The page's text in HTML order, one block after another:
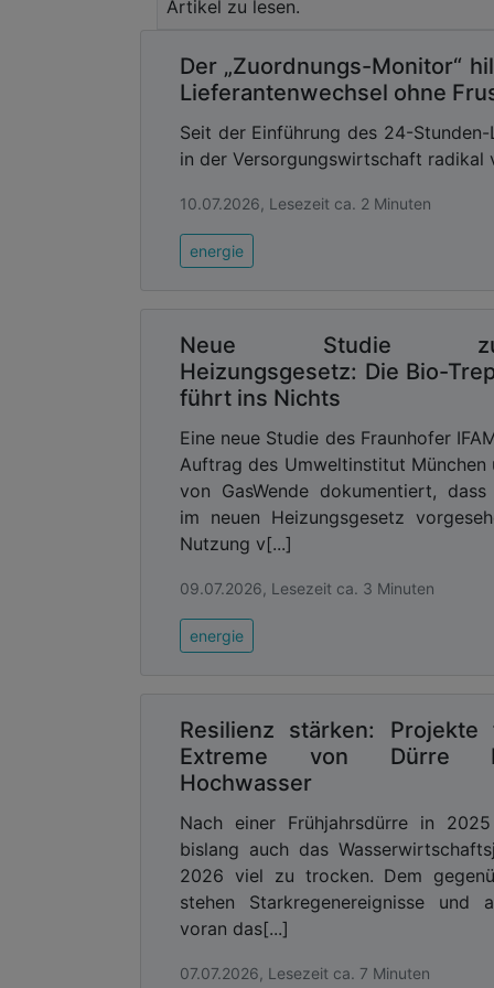
So gibt es in der Beispielrechnung für
nur einen minimalen Preisanstieg um
Beispielrechnung für eine
Jahresverbrauch beträgt der Anstieg
zeigen klar: Die Wärme aus
Bayern, Dr. Jochen Schneider.
Abonnieren Sie unseren
Ausgabe
Steigender CO₂-Preis kostet
Jahr
Vor allem mit einer Gasheizung – das
– wird das Heizen in diesem Jahr
hier die gemeinnützige
„Heizspiegels“ errechnet. Allein der
bezahlen müssen, die noch mit
Mehrkosten pro Haushalt von einigen
Beim Einsatz einer Wärmepumpe
2 Prozent.
Größte Preissenkungen bei
München
Die Preise um 5,8 Prozent gesenkt
Haushalte und Gewerbebetriebe in
Kirchheim (Landkreis München)
diesjährigen Preisentwicklung für
(ebenfalls Landkreis München,
ein Einfamilienhaus mit 27.000
Artikel zu lesen.
Der „Zuordnungs-Monitor“
Lieferantenwechsel ohne
Seit der Einführung des 24-
in der Versorgungswirtschaft radikal
10.07.2026, Lesezeit ca. 2 Minuten
energie
Neue Studie
Heizungsgesetz: Die Bio-
führt ins Nichts
Eine neue Studie des Fraunhofer
Auftrag des Umweltinstitut München
von GasWende dokumentiert,
im neuen Heizungsgesetz
Nutzung v[...]
09.07.2026, Lesezeit ca. 3 Minuten
energie
Resilienz stärken: Projekte
Extreme von Dürre
Hochwasser
Nach einer Frühjahrsdürre in
bislang auch das
2026 viel zu trocken. Dem
stehen Starkregenereignisse und
voran das[...]
07.07.2026, Lesezeit ca. 7 Minuten